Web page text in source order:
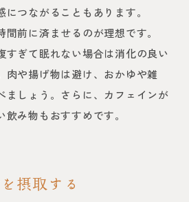
つながることもあります。
前に済ませるのが理想です。
すぎて眠れない場合は消化の良い
肉や揚げ物は避け、おかゆや雑
ましょう。さらに、カフェインが
み物もおすすめです。
摂取する